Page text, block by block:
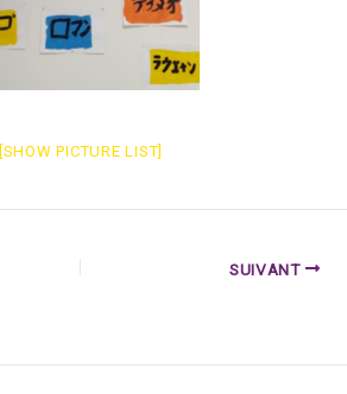
[SHOW PICTURE LIST]
SUIVANT